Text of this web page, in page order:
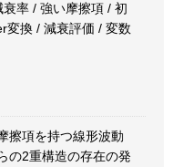
率 / 強い摩擦項 / 初
変換 / 減衰評価 / 変数
擦項を持つ線形波動
の2重構造の存在の発